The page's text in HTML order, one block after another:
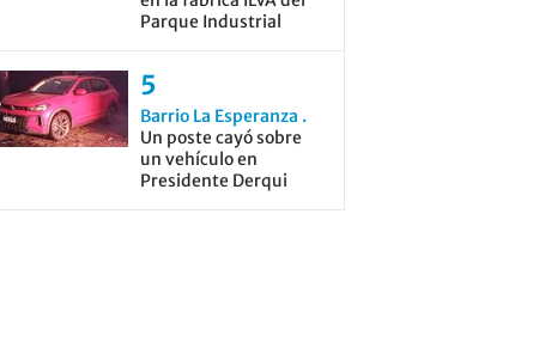
Parque Industrial
Barrio La Esperanza
Un poste cayó sobre
un vehículo en
Presidente Derqui